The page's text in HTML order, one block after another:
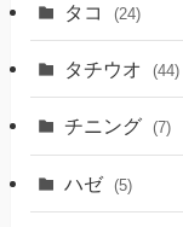
タコ (24)
タチウオ (44)
チニング (7)
ハゼ (5)